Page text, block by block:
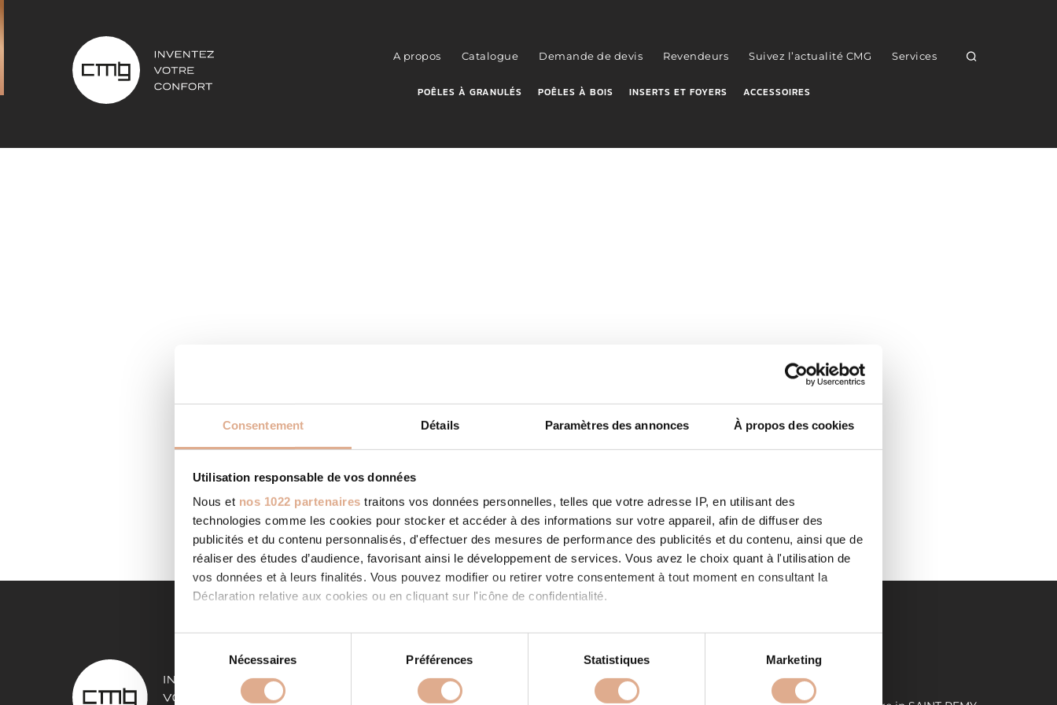
Consentement Détails Paramètres des annonces À propos des cookies
Utilisation responsable de vos données
Nous et nos 1022 partenaires traitons vos données personnelles, telles que votre adresse IP, en utilisant des
technologies comme les cookies pour stocker et accéder à des informations sur votre appareil, afin de diffuser des
publicités et du contenu personnalisés, d'effectuer des mesures de performance des publicités et du contenu, ainsi que de
réaliser des études d’audience, favorisant ainsi le développement de services. Vous avez le choix quant à l'utilisation de
vos données et à leurs finalités. Vous pouvez modifier ou retirer votre consentement à tout moment en consultant la
Déclaration relative aux cookies ou en cliquant sur l'icône de confidentialité.
Si vous le permettez, nous aimerions également :
Collecter des informations sur votre localisation géographique qui peuvent être précises à plusieurs mètres près
digitales).
l
e
Nécessaires Préférences Statistiques Marketing
A propos Catalogue Demande de devis Revendeurs Suivez l’actualité CMG Services
POÊLES À GRANULÉS POÊLES À BOIS INSERTS ET FOYERS ACCESSOIRES
Categories: RevendeurFilter: RevendeurAddress 103, route d'Orgon13210, SAINT
REMY DE PROVENCE, Contact Tel.: 04 90 20 11 02Website: www.acb13.com
Contact Store...
NOS PRODUITS À PROPOS LIENS UTILES